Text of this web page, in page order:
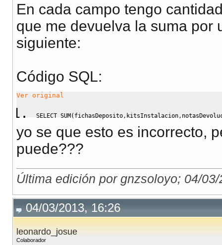
En cada campo tengo
que me devuelva la suma por
siguiente:
Código SQL:
Ver original
SELECT SUM ( fichasDeposito, kitsInstalacion,
yo se que esto es incorrecto,
puede???
Última edición por gnzsoloyo; 04/
04/03/2013, 16:26
leonardo_josue
Colaborador